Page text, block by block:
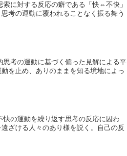
に対する反応の癖である「快⇔不快」
考の運動に覆われることなく振る舞う
考の運動に基づく偏った見解による平
を止め、ありのままを知る境地によっ
の運動を繰り返す思考の反応に囚わ
ざける人々のあり様を説く。自己の反